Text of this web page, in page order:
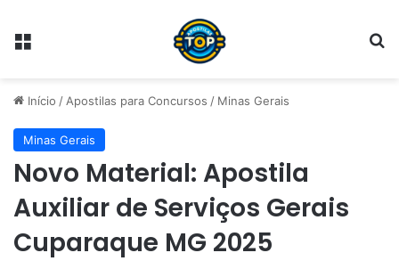
Menu
Início / Apostilas para Concursos / Minas Gerais
Minas Gerais
Novo Material: Apostila
Auxiliar de Serviços Gerais
Cuparaque MG 2025